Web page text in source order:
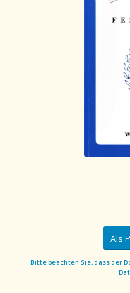
Als
Bitte beachten Sie, dass der